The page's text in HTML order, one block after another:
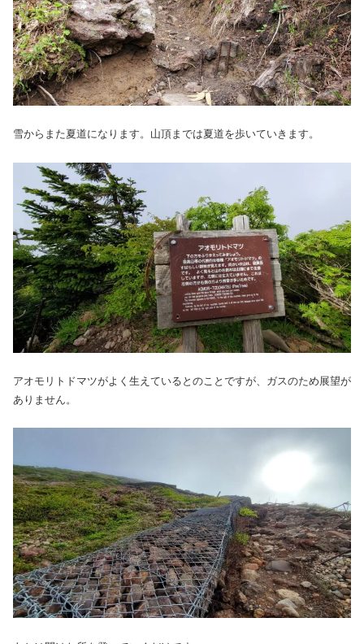
雪からまた夏道になります。山頂までは夏道を歩いていきます。
アオモリトドマツがよく生えているとのことですが、ガスのため展望が
ありません。